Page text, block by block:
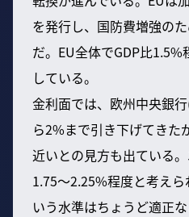
を発行し、国防費増強の
だ。EU全体でGDP比
している。
金利面では、欧州中央銀
ら2%まで引き下げてきた
近いとの見方も出ている
1.75〜2.25%程度と考え
いう水準はちょうど適正